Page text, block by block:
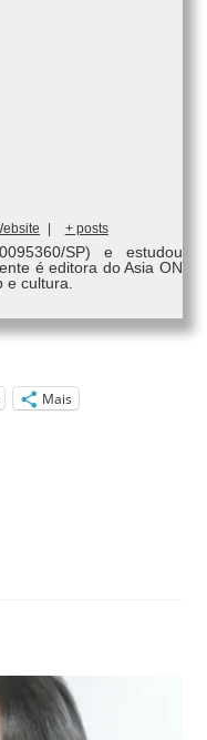
+ posts
SP) e estudou
é editora do Asia ON
e cultura.
Mais